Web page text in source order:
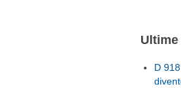
D